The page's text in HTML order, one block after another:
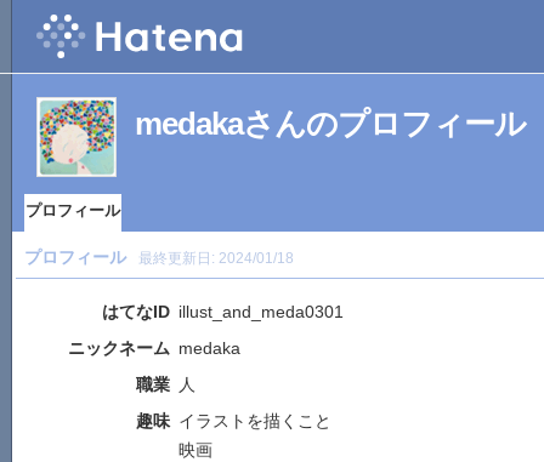
medakaさんのプロフィール
プロフィール
プロフィール 最終更新日: 2024/01/18
はてなID illust_and_meda0301
ニックネーム medaka
職業 人
趣味 イラストを描くこと
映画